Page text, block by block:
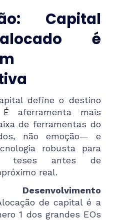
Capital
é
define o destino
aferramenta mais
de ferramentas do
não emoção— e
robusta para
teses antes de
real.
Desenvolvimento
de capital é a
1 dos grandes EOs